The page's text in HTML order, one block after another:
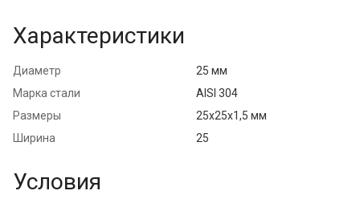
Характеристики
Диаметр
25 мм
Марка стали
AISI 304
Размеры
25х25х1,5 мм
Ширина
25
Условия